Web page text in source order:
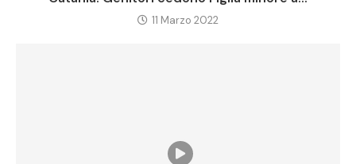
11 Marzo 2022